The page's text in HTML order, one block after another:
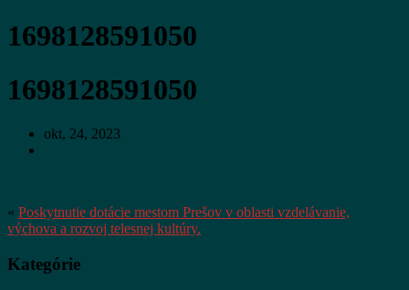
1698128591050
1698128591050
okt, 24, 2023
« Poskytnutie dotácie mestom Prešov v oblasti vzdelávanie,
výchova a rozvoj telesnej kultúry.
Kategórie